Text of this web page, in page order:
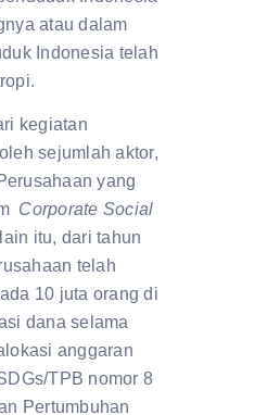
atau dalam
Indonesia telah
kegiatan
sejumlah aktor,
yang
Corporate Social
itu, dari tahun
telah
10 juta orang di
dana selama
anggaran
TPB nomor 8
Pertumbuhan